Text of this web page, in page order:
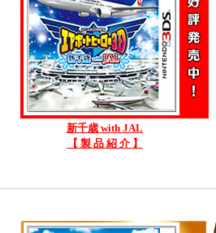
新千歳 with JAL
【 製 品 紹 介 】